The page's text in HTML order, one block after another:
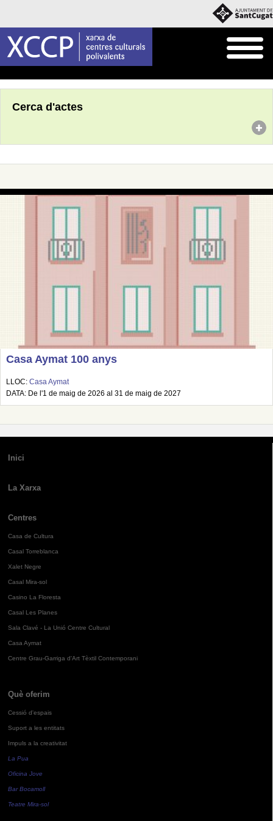
Cerca d'actes
Casa Aymat 100 anys
LLOC: Casa Aymat
DATA: De l'1 de maig de 2026 al 31 de maig de 2027
Inici
La Xarxa
Centres
Casa de Cultura
Casal Torreblanca
Xalet Negre
Casal Mira-sol
Casino La Floresta
Casal Les Planes
Sala Clavé - La Unió Centre Cultural
Casa Aymat
Centre Grau-Garriga d'Art Tèxtil Contemporani
Què oferim
Cessió d'espais
Suport a les entitats
Impuls a la creativitat
La Pua
Oficina Jove
Bar Bocamoll
Teatre Mira-sol